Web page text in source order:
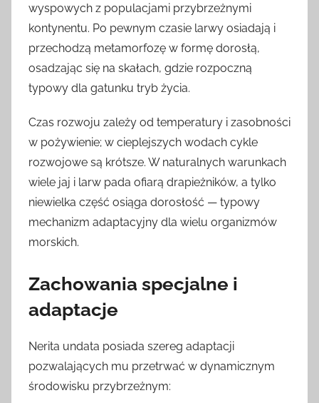
wyspowych z populacjami przybrzeżnymi
kontynentu. Po pewnym czasie larwy osiadają i
przechodzą metamorfozę w formę dorosłą,
osadzając się na skałach, gdzie rozpoczną
typowy dla gatunku tryb życia.
Czas rozwoju zależy od temperatury i zasobności
w pożywienie; w cieplejszych wodach cykle
rozwojowe są krótsze. W naturalnych warunkach
wiele jaj i larw pada ofiarą drapieżników, a tylko
niewielka część osiąga dorosłość — typowy
mechanizm adaptacyjny dla wielu organizmów
morskich.
Zachowania specjalne i
adaptacje
Nerita undata posiada szereg adaptacji
pozwalających mu przetrwać w dynamicznym
środowisku przybrzeżnym: